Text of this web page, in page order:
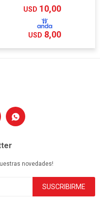
USD 10,00
USD 8,00

novedades!
SUSCRIBIRME